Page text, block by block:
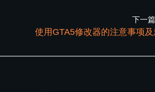
下一
使用GTA5修改器的注意事项